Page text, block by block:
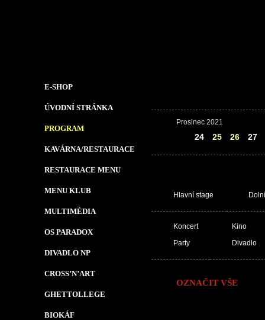
E-SHOP
ÚVODNÍ STRÁNKA
PROGRAM
KAVÁRNA/RESTAURACE
RESTAURACE MENU
MENU KLUB
MULTIMÉDIA
OS PARADOX
DIVADLO NP
CROSS’N’ART
GHETTOLLEGE
BIOKÁF
Prosinec 2021
24 25 26 27
Hlavní stage
Koncert
Party
Kino
Divadlo
OZNAČIT VŠE